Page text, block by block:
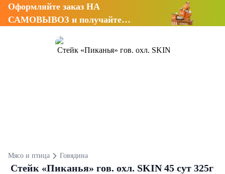
Оформляйте заказ НА
САМОВЫВОЗ и получайте
Мясо и птица Говядина
Стейк «Пиканья» гов. охл. SKIN 45 сут 325г